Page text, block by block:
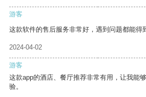
游客
这款软件的售后服务非常好，遇到问题都能得
2024-04-02
游客
这款app的酒店、餐厅推荐非常有用，让我能
验。